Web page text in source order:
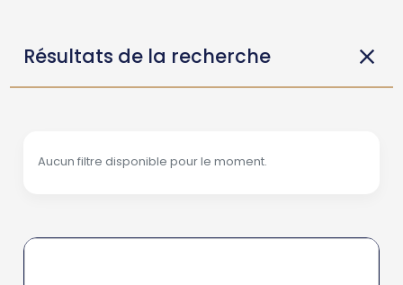
Résultats de la recherche
Aucun filtre disponible pour le moment.